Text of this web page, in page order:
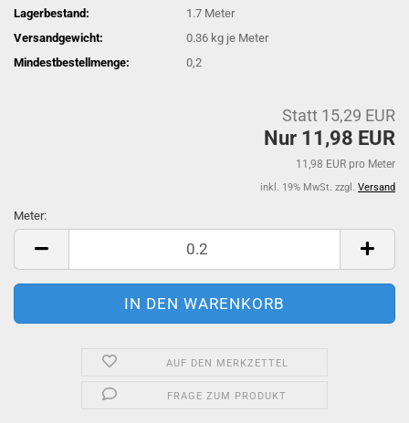
Lagerbestand: 1.7 Meter
Versandgewicht:
0.36 kg je Meter
Mindestbestellmenge:
0,2
Statt 15,29 EUR
Nur 11,98 EUR
11,98 EUR pro Meter
inkl. 19% MwSt. zzgl. Versand
Meter:
Meter
AUF DEN MERKZETTEL
FRAGE ZUM PRODUKT